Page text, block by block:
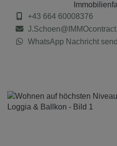
+43 664 60008376
WhatsApp Nachricht